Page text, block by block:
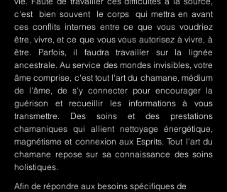
c'est bien souvent le corps qui mettra en avant
ces conflits internes entre ce que vous voudriez
être, vivre, et ce que vous vous autorisez à vivre, à
être. Parfois, il faudra travailler sur la lignée
ancestrale. Au service des mondes invisibles, votre
âme comprise, c'est tout l'art du chamane, médium
de l'âme, de s'y connecter pour encourager la
guérison et recueillir les informations à vous
transmettre. Des soins et des prestations
chamaniques qui allient nettoyage énergétique,
magnétisme et connexion aux Esprits. Tout l'art du
chamane repose sur sa connaissance des soins
holistiques.
Afin de répondre aux besoins spécifiques de